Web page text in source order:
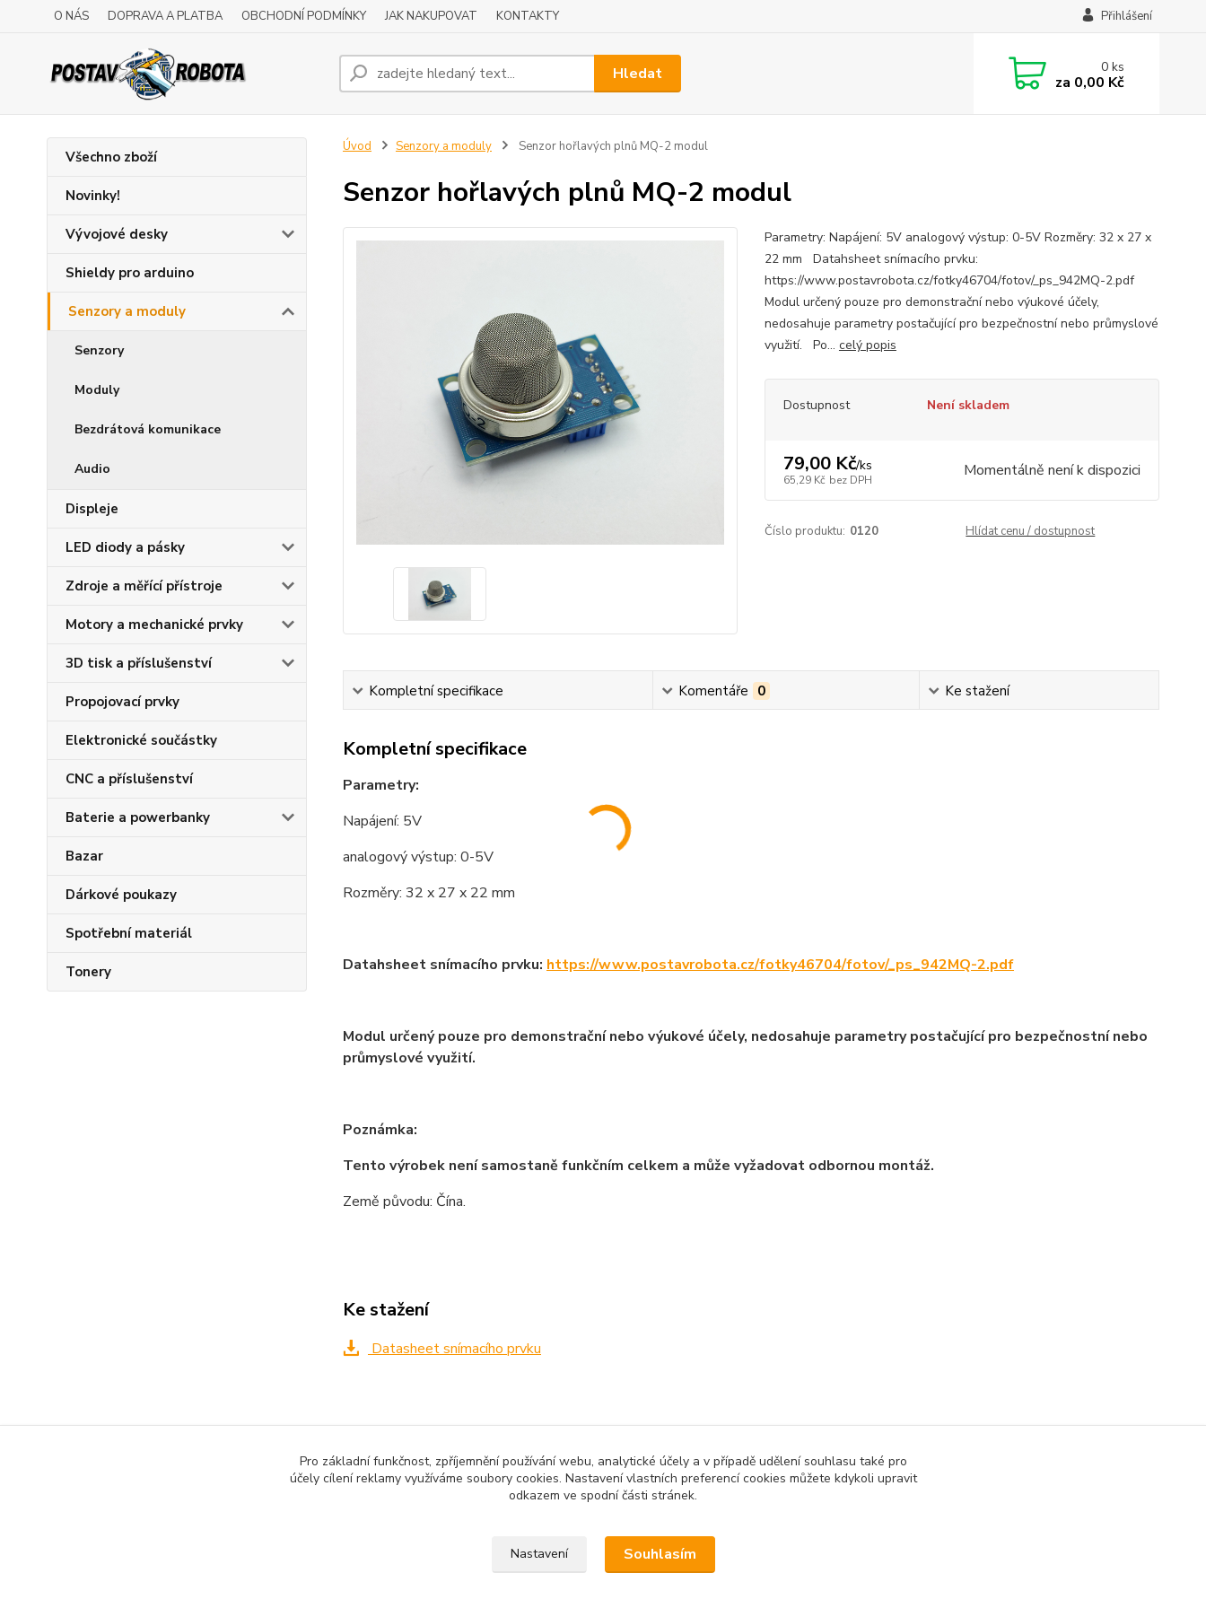
O NÁS DOPRAVA A PLATBA OBCHODNÍ PODMÍNKY JAK NAKUPOVAT KONTAKTY Přihlášení
Hledat 0ks
za 0,00 Kč
Všechno zboží
Novinky!
Vývojové desky
Shieldy pro arduino
Senzory a moduly
Senzory
Moduly
Bezdrátová komunikace
Audio
Displeje
LED diody a pásky
Zdroje a měřící přístroje
Motory a mechanické prvky
3D tisk a příslušenství
Propojovací prvky
Elektronické součástky
CNC a příslušenství
Baterie a powerbanky
Bazar
Dárkové poukazy
Spotřební materiál
Tonery
Úvod Senzory a moduly Senzor hořlavých plnů MQ-2 modul
Senzor hořlavých plnů MQ-2 modul
Parametry: Napájení: 5V analogový výstup: 0-5V Rozměry: 32 x 27 x
22 mm Datahsheet snímacího prvku:
https://www.postavrobota.cz/fotky46704/fotov/_ps_942MQ-2.pdf
Modul určený pouze pro demonstrační nebo výukové účely,
nedosahuje parametry postačující pro bezpečnostní nebo průmyslové
využití. Po... celý popis
Dostupnost Není skladem
79,00 Kč/ks
65,29 Kč bez DPH Momentálně není k dispozici
Číslo produktu: 0120 Hlídat cenu / dostupnost
Kompletní specifikace Komentáře 0 Ke stažení
Kompletní specifikace
Parametry:
Napájení: 5V
analogový výstup: 0-5V
Rozměry: 32 x 27 x 22 mm
Datahsheet snímacího prvku: https://www.postavrobota.cz/fotky46704/fotov/_ps_942MQ-2.pdf
Modul určený pouze pro demonstrační nebo výukové účely, nedosahuje parametry postačující pro bezpečnostní nebo
průmyslové využití.
Poznámka:
Tento výrobek není samostaně funkčním celkem a může vyžadovat odbornou montáž.
Země původu: Čína.
Ke stažení
Datasheet snímacího prvku
Zboží zařazeno v kategoriích
Senzory a moduly
Pro základní funkčnost, zpříjemnění používání webu, analytické účely a v případě udělení souhlasu také pro
účely cílení reklamy využíváme soubory cookies. Nastavení vlastních preferencí cookies můžete kdykoli upravit
odkazem ve spodní části stránek.
Nastavení Souhlasím